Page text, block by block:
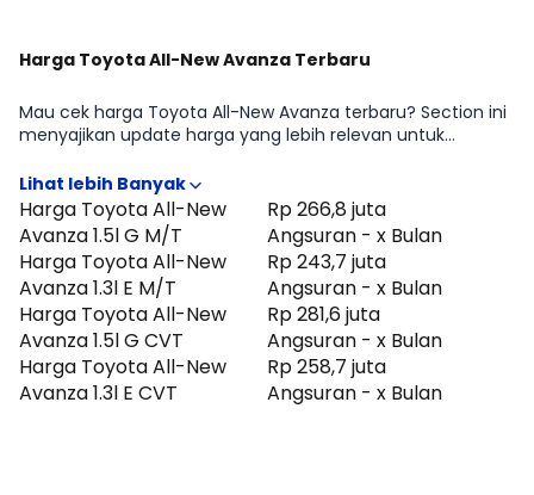
Harga Toyota All-New Avanza Terbaru
Mau cek harga Toyota All-New Avanza terbaru? Section ini
menyajikan update harga yang lebih relevan untuk
dengan gambaran perbedaan harga antar tipe Toyota All-
New Avanza 1.5l G M/T, Toyota All-New Avanza 1.3l E M/T,
Toyota All-New Avanza 1.5l G CVT, Toyota All-New Avanza
1.3l E CVT. Cocok untuk kamu yang ingin cepat tahu
positioning Toyota All-New Avanza di kelasnya sebelum
lanjut membandingkan fitur atau menghitung
kemampuan cicilan.
Harga Toyota All-New
Avanza 1.5l G M/T
Rp 266,8 juta
Angsuran - x Bulan
Harga Toyota All-New
Avanza 1.3l E M/T
Rp 243,7 juta
Angsuran - x Bulan
Harga Toyota All-New
Avanza 1.5l G CVT
Rp 281,6 juta
Angsuran - x Bulan
Harga Toyota All-New
Avanza 1.3l E CVT
Rp 258,7 juta
Angsuran - x Bulan